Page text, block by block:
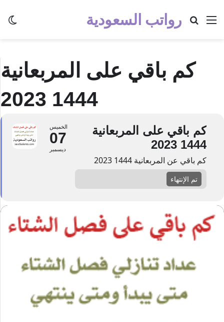
رواتب السعودية القائمة بحث عن
كم باقي على المربعانية
1444 2023
الخميس
07
ديسمبر
كم باقي على المربعانية
1444 2023
كم باقي عن المربعانية 1444 2023
تم الإنتهاء